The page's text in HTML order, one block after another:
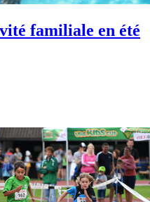
familiale en été